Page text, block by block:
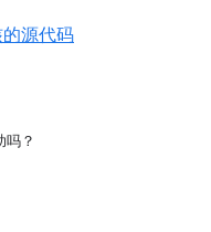
的源代码
吗？